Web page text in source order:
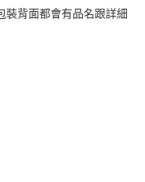
裝背面都會有品名跟詳細